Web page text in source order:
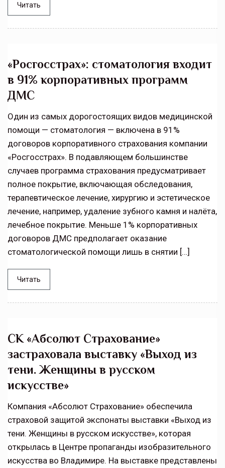
Читать
«Росгосстрах»: стоматология входит
в 91% корпоративных программ
ДМС
Один из самых дорогостоящих видов медицинской
помощи — стоматология — включена в 91%
договоров корпоративного страхования компании
«Росгосстрах». В подавляющем большинстве
случаев программа страхования предусматривает
полное покрытие, включающая обследования,
терапевтическое лечение, хирургию и эстетическое
лечение, например, удаление зубного камня и налёта,
лечебное покрытие. Меньше 1% корпоративных
договоров ДМС предполагает оказание
стоматологической помощи лишь в снятии […]
Читать
СК «Абсолют Страхование»
застраховала выставку «Выход из
тени. Женщины в русском
искусстве»
Компания «Абсолют Страхование» обеспечила
страховой защитой экспонаты выставки «Выход из
тени. Женщины в русском искусстве», которая
открылась в Центре пропаганды изобразительного
искусства во Владимире. На выставке представлены